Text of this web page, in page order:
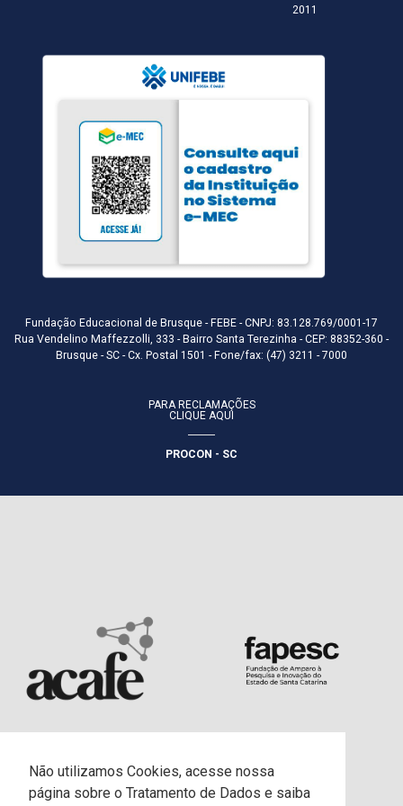
Não utilizamos Cookies, acesse nossa
página sobre o Tratamento de Dados e saiba
2011
Fundação Educacional de Brusque - FEBE - CNPJ: 83.128.769/0001-17
Rua Vendelino Maffezzolli, 333 - Bairro Santa Terezinha - CEP: 88352-360 -
Brusque - SC - Cx. Postal 1501 - Fone/fax: (47) 3211 - 7000
PARA RECLAMAÇÕES
CLIQUE AQUI
PROCON - SC